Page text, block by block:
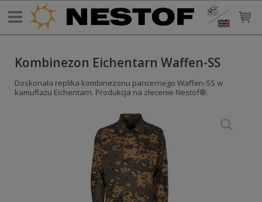
Kombinezon Eichentarn Waffen-SS
Doskonała replika kombinezonu pancernego Waffen-SS w
kamuflażu Eichentarn. Produkcja na zlecenie Nestof®.